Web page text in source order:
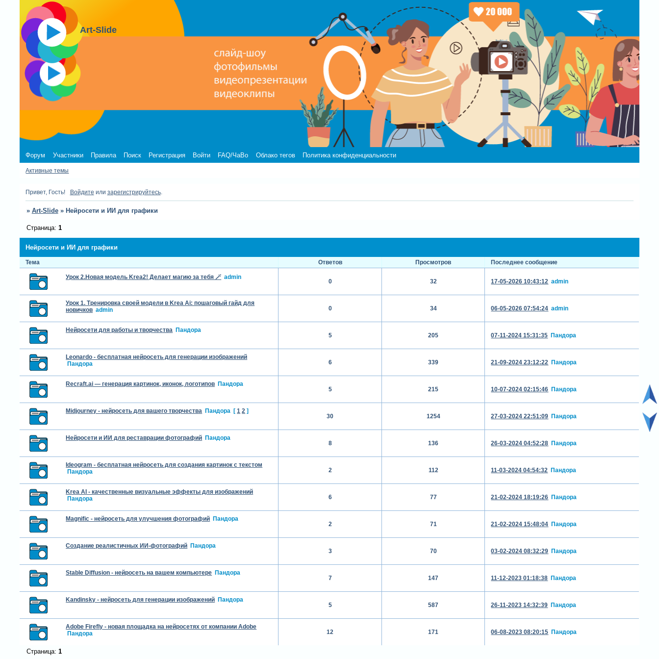
Art-Slide
Форум Участники Правила Поиск Регистрация Войти FAQ/ЧаВо Облако тегов Политика конфиденциальности
Активные темы
Привет, Гость! Войдите или зарегистрируйтесь.
» Art-Slide » Нейросети и ИИ для графики
Нейросети и ИИ для графики
Страница: 1
Тема Ответов Просмотров Последнее сообщение
Урок 2.Новая модель Krea2! Делает магию за тебя 🪄 admin
0 32 17-05-2026 10:43:12 admin
Урок 1. Тренировка своей модели в Krea Ai: пошаговый гайд для
новичков admin 0 34 06-05-2026 07:54:24 admin
Нейросети для работы и творчества Пандора
5 205 07-11-2024 15:31:35 Пандора
Leonardo - бесплатная нейросеть для генерации изображений
Пандора
6 339 21-09-2024 23:12:22 Пандора
Recraft.ai — генерация картинок, иконок, логотипов Пандора
5 215 10-07-2024 02:15:46 Пандора
Midjourney - нейросеть для вашего творчества Пандора [ 1 2 ]
30 1254 27-03-2024 22:51:09 Пандора
Нейросети и ИИ для реставрации фотографий Пандора
8 136 26-03-2024 04:52:28 Пандора
Ideogram - бесплатная нейросеть для создания картинок с текстом
Пандора
2 112 11-03-2024 04:54:32 Пандора
Krea AI - качественные визуальные эффекты для изображений
Пандора
6 77 21-02-2024 18:19:26 Пандора
Magnific - нейросеть для улучшения фотографий Пандора
2 71 21-02-2024 15:48:04 Пандора
Создание реалистичных ИИ-фотографий Пандора
3 70 03-02-2024 08:32:29 Пандора
Stable Diffusion - нейросеть на вашем компьютере Пандора
7 147 11-12-2023 01:18:38 Пандора
Kandinsky - нейросеть для генерации изображений Пандора
5 587 26-11-2023 14:32:39 Пандора
Adobe Firefly - новая площадка на нейросетях от компании Adobe
Пандора
12 171 06-08-2023 08:20:15 Пандора
Страница: 1